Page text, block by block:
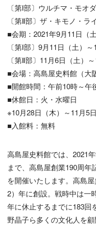
〔第Ⅰ部〕ウルチマ・モオダ
〔第Ⅱ部〕ザ・キモノ・ラ
■会期：2021年9月11日（
〔第Ⅰ部〕9月11日（土）～
〔第Ⅱ部〕11月6日（土）
■会場：高島屋史料館（大
■開館時間：午前10時～午
■休館日：火・水曜日
※10月28日（木）～11月5
■入館料：無料
高島屋史料館では、2021
まで、高島屋創業190周年
を開催いたします。高島
2）年に創設。戦時中は一
年に休止するまでに183回
野晶子ら多くの文化人を